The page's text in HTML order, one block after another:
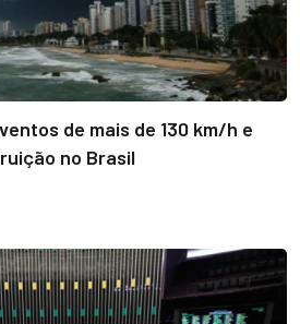
de mais de 130 km/h e
no Brasil